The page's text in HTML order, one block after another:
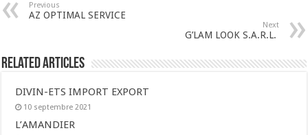
Previous
AZ OPTIMAL SERVICE
Next
G’LAM LOOK S.A.R.L.
Related Articles
DIVIN-ETS IMPORT EXPORT
10 septembre 2021
L’AMANDIER